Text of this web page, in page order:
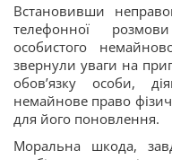
Встановивши
телефонної
особистого
звернули уваги на
обов’язку особи,
немайнове право
для його поновлення.
Моральна шкода,